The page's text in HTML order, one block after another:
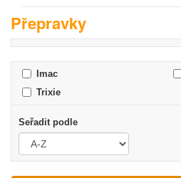
Přepravky
Imac
Trixie
Seřadit podle